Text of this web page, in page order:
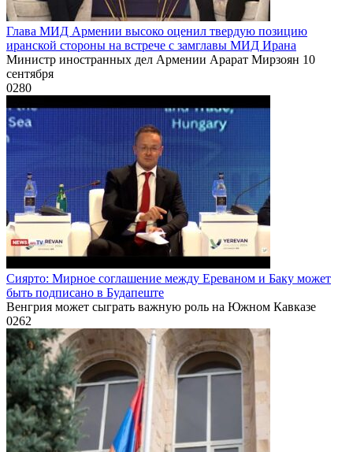
Глава МИД Армении высоко оценил твердую позицию
иранской стороны на встрече с замглавы МИД Ирана
Министр иностранных дел Армении Арарат Мирзоян 10
сентября
0280
Сиярто: Мирное соглашение между Ереваном и Баку может
быть подписано в Будапеште
Венгрия может сыграть важную роль на Южном Кавказе
0262